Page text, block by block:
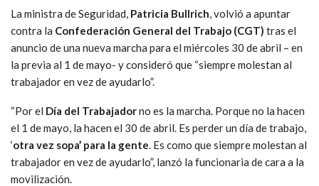
La ministra de Seguridad, Patricia Bullrich, volvió a apuntar
contra la Confederación General del Trabajo (CGT) tras el
anuncio de una nueva marcha para el miércoles 30 de abril – en
la previa al 1 de mayo- y consideró que “siempre molestan al
trabajador en vez de ayudarlo”.
“Por el Día del Trabajadorno es la marcha. Porque no la hacen
el 1 de mayo, la hacen el 30 de abril. Es perder un día de trabajo,
‘otra vez sopa’ para la gente. Es como que siempre molestan al
trabajador en vez de ayudarlo”, lanzó la funcionaria de cara a la
movilización.